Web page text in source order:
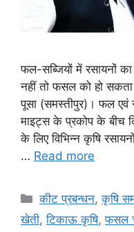
फल-सब्जियों में रसायनों
नहीं तो फसल को हो
पूसा (समस्तीपुर)। फल एवं
माइट्स के प्रकोप के बीच
के लिए विभिन्न कृषि
… Read more
कीट प्रबन्धन,कृषि
खेती,टिकाऊ कृषि,फसल